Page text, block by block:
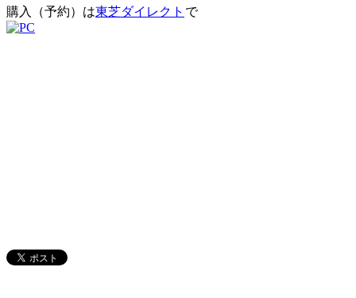
購入（予約）は東芝ダイレクト で